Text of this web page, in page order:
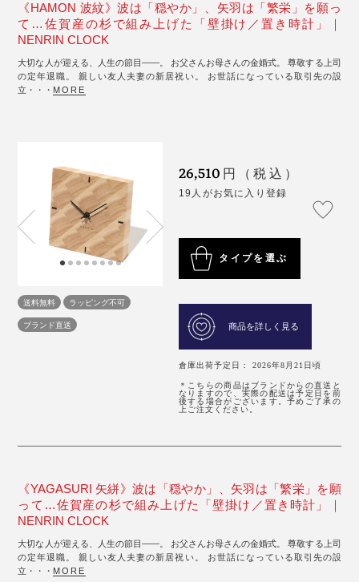
《HAMON 波紋》波は「穏やか」、矢羽は「繁栄」を願っ
て…佐賀産の杉で組み上げた「壁掛け／置き時計」｜
NENRIN CLOCK
大切な人が迎える、人生の節目――。 お父さんお母さんの金婚式。 尊敬する上司
の定年退職。 親しい友人夫妻の新居祝い。 お世話になっている取引先の設
立・・・ MORE
送料無料
ラッピング不可
ブランド直送
26,510 円（税込）
19人がお気に入り登録
タイプを選ぶ
商品を詳しく見る
倉庫出荷予定日： 2026年8月21日頃
＊こちらの商品はブランドからの直送と
なりますので、実際の配送は予定日を前
後する場合がございます。予めご了承の
上ご注文ください。
《YAGASURI 矢絣》波は「穏やか」、矢羽は「繁栄」を願
って…佐賀産の杉で組み上げた「壁掛け／置き時計」｜
NENRIN CLOCK
大切な人が迎える、人生の節目――。 お父さんお母さんの金婚式。 尊敬する上司
の定年退職。 親しい友人夫妻の新居祝い。 お世話になっている取引先の設
立・・・ MORE